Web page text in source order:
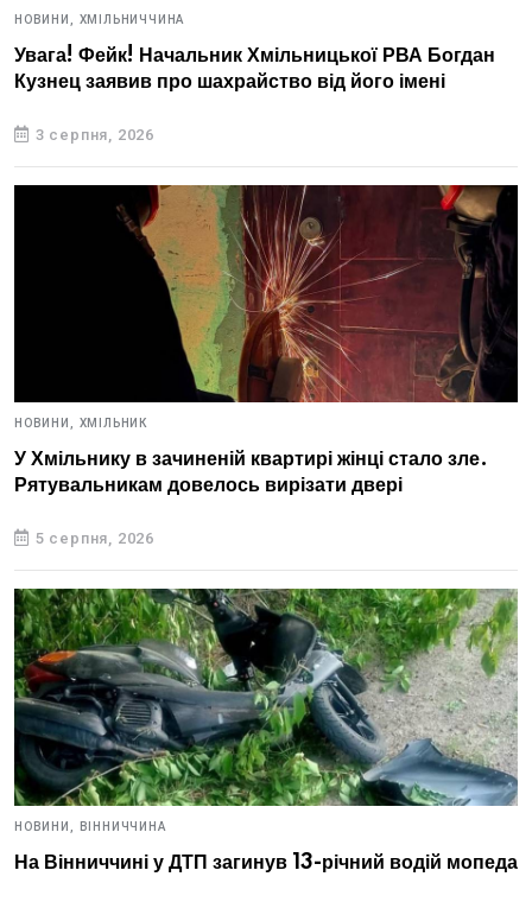
НОВИНИ, ХМІЛЬНИЧЧИНА
Увага! Фейк! Начальник Хмільницької РВА Богдан
Кузнец заявив про шахрайство від його імені
3 серпня, 2026
НОВИНИ, ХМІЛЬНИК
У Хмільнику в зачиненій квартирі жінці стало зле.
Рятувальникам довелось вирізати двері
5 серпня, 2026
НОВИНИ, ВІННИЧЧИНА
На Вінниччині у ДТП загинув 13-річний водій мопеда